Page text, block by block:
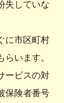
失していな
に市区町村
います。
ービスの対
保険者番号